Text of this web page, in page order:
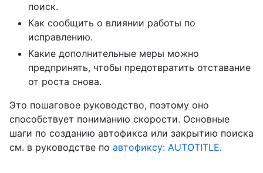
поиск.
Как сообщить о влиянии работы по
исправлению.
Какие дополнительные меры можно
предпринять, чтобы предотвратить отставание
от роста снова.
Это пошаговое руководство, поэтому оно
способствует пониманию скорости. Основные
шаги по созданию автофикса или закрытию поиска
см. в руководстве по автофиксу: AUTOTITLE.